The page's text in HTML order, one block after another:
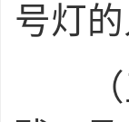
号灯
（五